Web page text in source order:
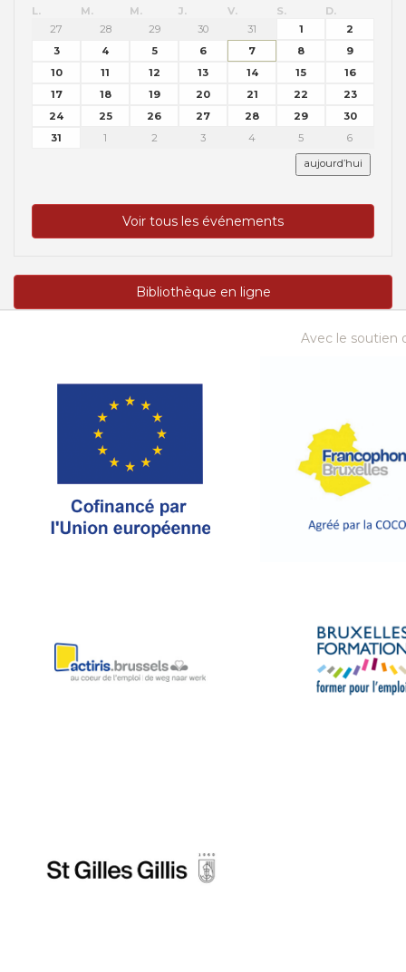
L. M. M. J. V. S.
D.
27
28 29 30 31 1
2
3
4 5 6 7 8
9
10
11 12 13 14 15
16
17
18 19 20 21 22
23
24
25 26 27 28 29
30
31
1 2 3 4 5 6
aujourd’hui
Voir tous les événements
Bibliothèque en ligne
Avec le soutien